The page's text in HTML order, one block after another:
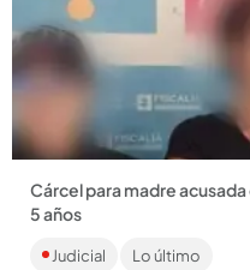
Cárcel para madre
5 años
El menor fue víctima de
este año. La desalmada
Judicial Lo último